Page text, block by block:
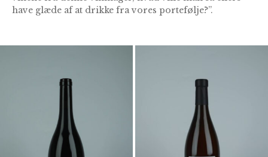
have glæde af at drikke fra vores portefølje?”.